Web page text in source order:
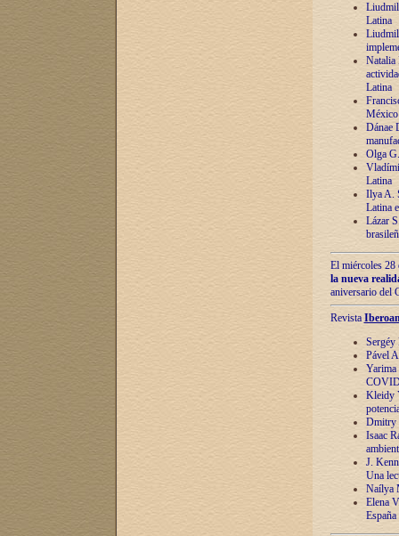
Latina
Natalia
Latina
México
Dánae
Olga
Latina
Ilya A.
Latina
Lázar
El miércoles 28
la nueva
aniversario del
Revista
Sergéy
Pável
Yarima
Kleidy
Dmitry
Isaac
J.
Una
Naílya
Elena
España